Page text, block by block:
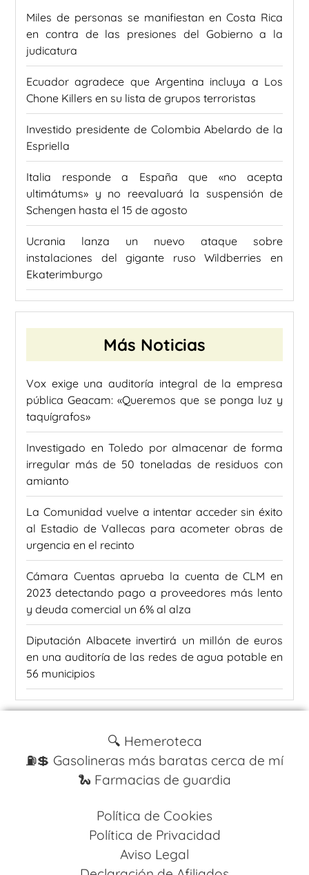
Miles de personas se manifiestan en Costa Rica
en contra de las presiones del Gobierno a la
judicatura
Ecuador agradece que Argentina incluya a Los
Chone Killers en su lista de grupos terroristas
Investido presidente de Colombia Abelardo de la
Espriella
Italia responde a España que «no acepta
ultimátums» y no reevaluará la suspensión de
Schengen hasta el 15 de agosto
Ucrania lanza un nuevo ataque sobre
instalaciones del gigante ruso Wildberries en
Ekaterimburgo
Más Noticias
Vox exige una auditoría integral de la empresa
pública Geacam: «Queremos que se ponga luz y
taquígrafos»
Investigado en Toledo por almacenar de forma
irregular más de 50 toneladas de residuos con
amianto
La Comunidad vuelve a intentar acceder sin éxito
al Estadio de Vallecas para acometer obras de
urgencia en el recinto
Cámara Cuentas aprueba la cuenta de CLM en
2023 detectando pago a proveedores más lento
y deuda comercial un 6% al alza
Diputación Albacete invertirá un millón de euros
en una auditoría de las redes de agua potable en
56 municipios
🔍 Hemeroteca
⛽️💲 Gasolineras más baratas cerca de mí
🐍 Farmacias de guardia
Política de Cookies
Política de Privacidad
Aviso Legal